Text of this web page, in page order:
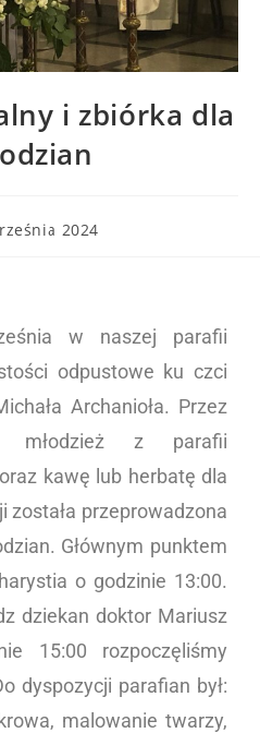
i zbiórka dla
2024
w naszej parafii
odpustowe ku czci
Archanioła. Przez
młodzież z parafii
kawę lub herbatę dla
została przeprowadzona
Głównym punktem
o godzinie 13:00.
dziekan doktor Mariusz
15:00 rozpoczęliśmy
dyspozycji parafian był:
malowanie twarzy,